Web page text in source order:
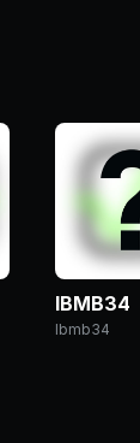
IBMB34
Ibmb34